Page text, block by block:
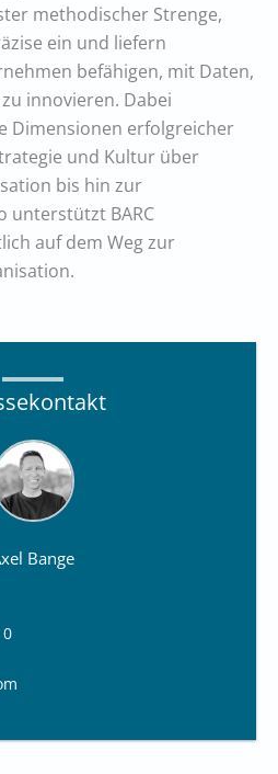
methodischer Strenge,
ein und liefern
befähigen, mit Daten,
innovieren. Dabei
Dimensionen erfolgreicher
und Kultur über
bis hin zur
unterstützt BARC
auf dem Weg zur
Bange
0